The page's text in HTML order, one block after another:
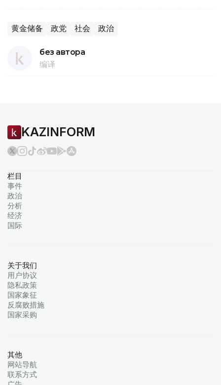
黄金储备 政党 社会 政治
без автора
编译
KAZINFORM
栏目
事件
政治
分析
经济
国际
关于我们
用户协议
隐私政策
国家象征
反腐败措施
国家采购
其他
网站导航
联系方式